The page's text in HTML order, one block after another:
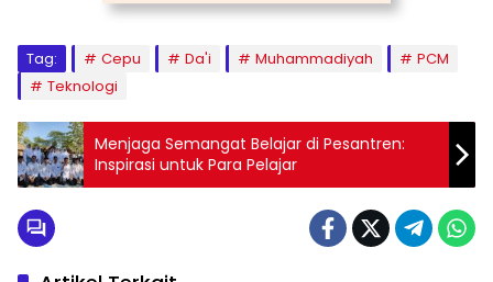
Tag: Cepu Da'i Muhammadiyah
PCM
Teknologi
Menjaga Semangat Belajar di Pesantren:
Inspirasi untuk Para Pelajar